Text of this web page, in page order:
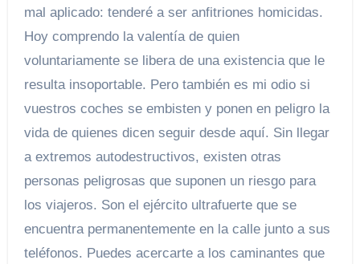
mal aplicado: tenderé a ser anfitriones homicidas.
Hoy comprendo la valentía de quien
voluntariamente se libera de una existencia que le
resulta insoportable. Pero también es mi odio si
vuestros coches se embisten y ponen en peligro la
vida de quienes dicen seguir desde aquí. Sin llegar
a extremos autodestructivos, existen otras
personas peligrosas que suponen un riesgo para
los viajeros. Son el ejército ultrafuerte que se
encuentra permanentemente en la calle junto a sus
teléfonos. Puedes acercarte a los caminantes que